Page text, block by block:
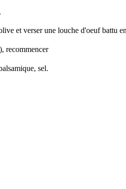
et verser une louche d'oeuf battu
recommencer
sel.